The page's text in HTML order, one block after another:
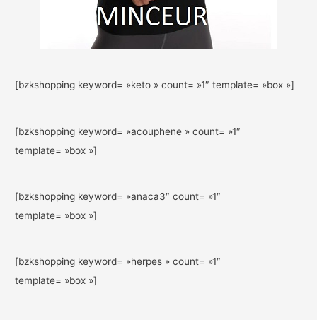
[bzkshopping keyword= »keto » count= »1″ template= »box »]
[bzkshopping keyword= »acouphene » count= »1″
template= »box »]
[bzkshopping keyword= »anaca3″ count= »1″
template= »box »]
[bzkshopping keyword= »herpes » count= »1″
template= »box »]